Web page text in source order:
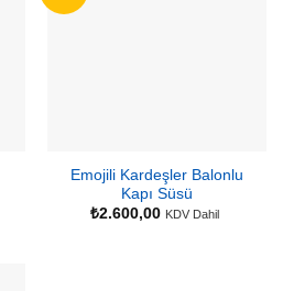
Emojili Kardeşler Balonlu
Kapı Süsü
₺2.600,00 KDV Dahil